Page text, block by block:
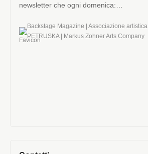
newsletter che ogni domenica:
Backstage Magazine | Associazione artistica
PETRUSKA | Markus Zohner Arts Company